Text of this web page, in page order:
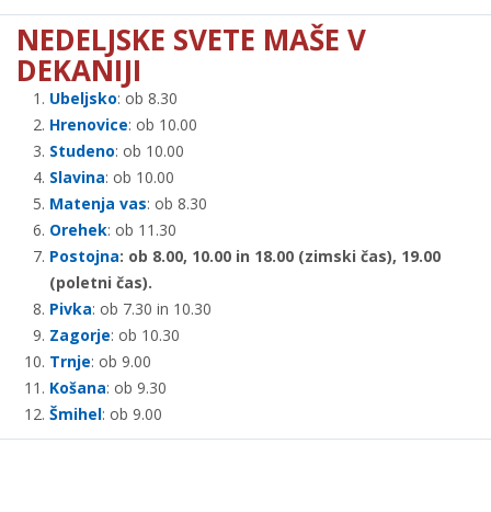
NEDELJSKE SVETE MAŠE V
DEKANIJI
Ubeljsko: ob 8.30
Hrenovice: ob 10.00
Studeno: ob 10.00
Slavina: ob 10.00
Matenja vas: ob 8.30
Orehek: ob 11.30
Postojna: ob 8.00, 10.00 in 18.00 (zimski čas), 19.00
(poletni čas).
Pivka: ob 7.30 in 10.30
Zagorje: ob 10.30
Trnje: ob 9.00
Košana: ob 9.30
Šmihel: ob 9.00